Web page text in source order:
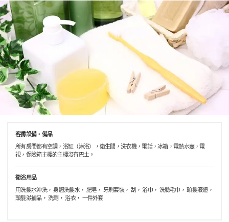
客房設備・備品
所有房間都有空調，浴缸（淋浴），衛生間，洗衣機，電話，冰箱，電熱水壺，電
視，保險箱主樓的主樓沒有巴士。
衛浴用品
用洗髮水沖洗， 身體洗髮水， 肥皂， 牙刷套裝， 刮， 浴巾， 洗臉毛巾， 頭髮液體，
頭髮滋補品， 洗劑， 浴衣， 一件外套